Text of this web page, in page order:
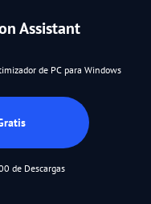
Assistant
de PC para Windows
de Descargas